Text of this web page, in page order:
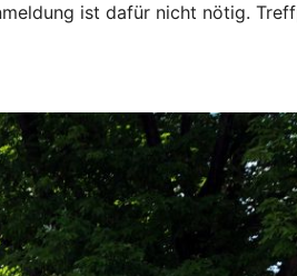
ist dafür nicht nötig.